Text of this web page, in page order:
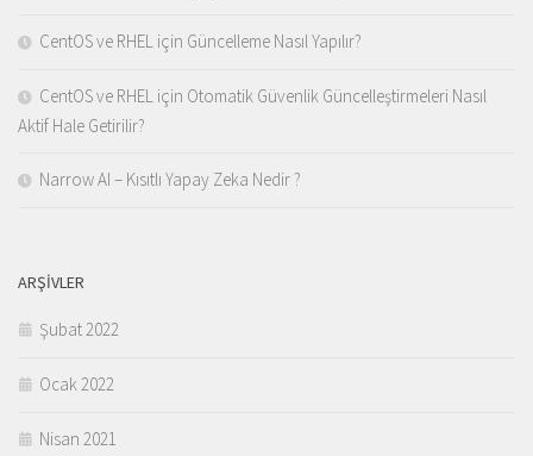
CentOS ve RHEL için Güncelleme Nasıl Yapılır?
CentOS ve RHEL için Otomatik Güvenlik Güncelleştirmeleri Nasıl
Aktif Hale Getirilir?
Narrow AI – Kısıtlı Yapay Zeka Nedir ?
ARŞIVLER
Şubat 2022
Ocak 2022
Nisan 2021